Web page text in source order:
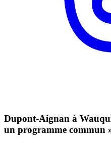
Dupont-Aignan à
un programme commun